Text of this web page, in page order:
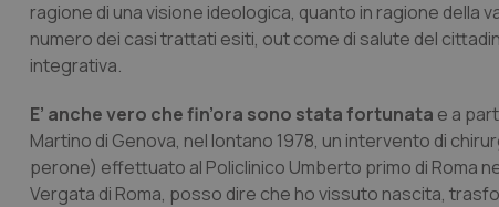
ragione di una visione ideologica, quanto in ragione
numero dei casi trattati esiti, out come di salute del
integrativa.
E’ anche vero che fin’ora sono stata fortunata e a
Martino di Genova, nel lontano 1978, un intervento di
perone) effettuato al Policlinico Umberto primo di Roma
Vergata di Roma, posso dire che ho vissuto nascita,